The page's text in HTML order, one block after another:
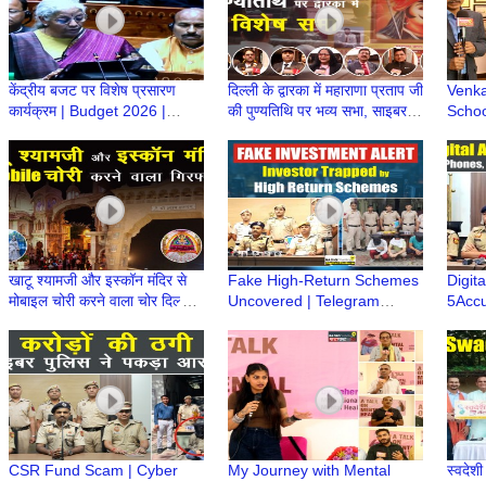
केंद्रीय बजट पर विशेष प्रसारण
कार्यक्रम | Budget 2026 |
Budget 2026 Update
दिल्ली के द्वारका में महाराणा प्रताप जी
की पुण्यतिथि पर भव्य सभा, साइबर
खाटू श्यामजी और इस्कॉन मंदिर से
मोबाइल चोरी करने वाला चोर दिल्ली में
Fake High-Return Schemes
Uncovered | Telegram
Exposed | Nidhin Valsan IPS
IPS
CSR Fund Scam | Cyber
My Journey with Mental
स्वदेशी